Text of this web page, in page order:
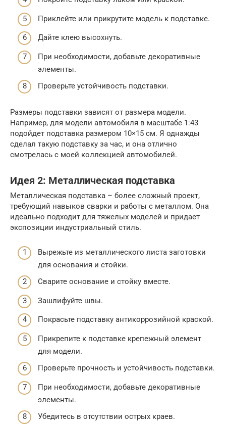
Приклейте или прикрутите модель к подставке.
Дайте клею высохнуть.
При необходимости, добавьте декоративные
элементы.
Проверьте устойчивость подставки.
Размеры подставки зависят от размера модели.
Например, для модели автомобиля в масштабе 1:43
подойдет подставка размером 10×15 см. Я однажды
сделал такую подставку за час, и она отлично
смотрелась с моей коллекцией автомобилей.
Идея 2: Металлическая подставка
Металлическая подставка – более сложный проект,
требующий навыков сварки и работы с металлом. Она
идеально подходит для тяжелых моделей и придает
экспозиции индустриальный стиль.
Вырежьте из металлического листа заготовки
для основания и стойки.
Сварите основание и стойку вместе.
Зашлифуйте швы.
Покрасьте подставку антикоррозийной краской.
Прикрепите к подставке крепежный элемент
для модели.
Проверьте прочность и устойчивость подставки.
При необходимости, добавьте декоративные
элементы.
Убедитесь в отсутствии острых краев.